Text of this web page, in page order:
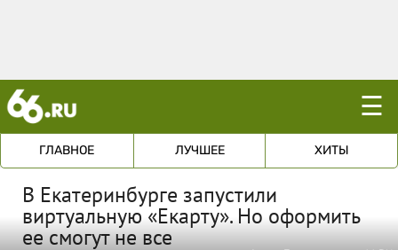
☰
ГЛАВНОЕ ЛУЧШЕЕ ХИТЫ
В Екатеринбурге запустили
виртуальную «Екарту». Но оформить
ее смогут не все